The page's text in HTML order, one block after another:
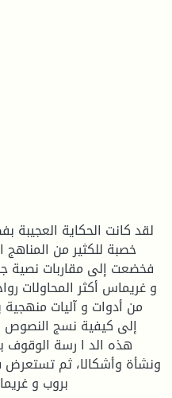
لقد كانت الحكاية العجيبة
خصبة للكثير من
فخضعت إلى مقاربات نصية
و غريماس أكثر المحاولات
من أدوات و آليات
إلى كيفية نسج النصوص
هذه الد ا رسة الوقوف
ونشأة وأشكالا، ثم
بروب و